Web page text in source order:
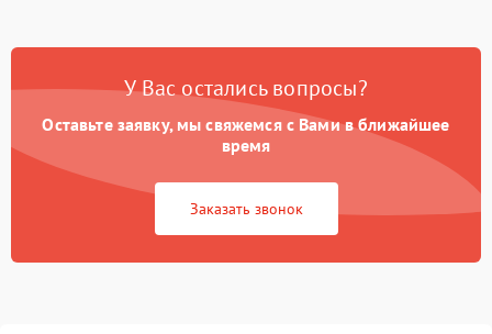
У Вас остались вопросы?
Оставьте заявку, мы свяжемся с Вами в ближайшее
время
Заказать звонок